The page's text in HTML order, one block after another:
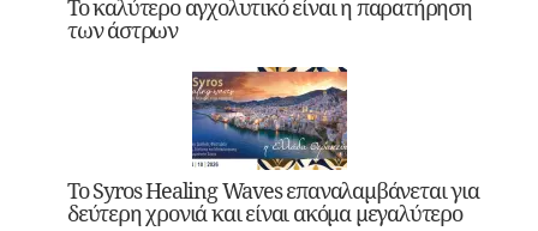
Το καλύτερο αγχολυτικό είναι η παρατήρηση
των άστρων
Το Syros Healing Waves επαναλαμβάνεται για
δεύτερη χρονιά και είναι ακόμα μεγαλύτερο